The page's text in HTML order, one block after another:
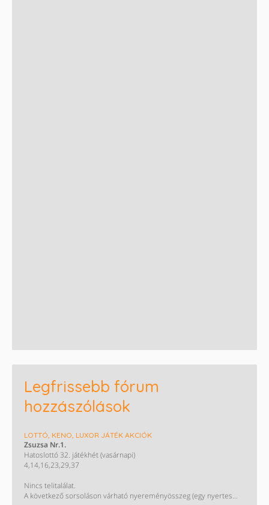
Legfrissebb fórum
hozzászólások
LOTTÓ, KENO, LUXOR JÁTÉK AKCIÓK
Zsuzsa Nr.1.
Hatoslottó 32. játékhét (vasárnapi)
4,14,16,23,29,37
Nincs telitalálat.
A következő sorsoláson várható nyereményösszeg (egy nyertes